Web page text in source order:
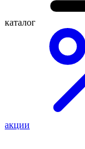
каталог
акции